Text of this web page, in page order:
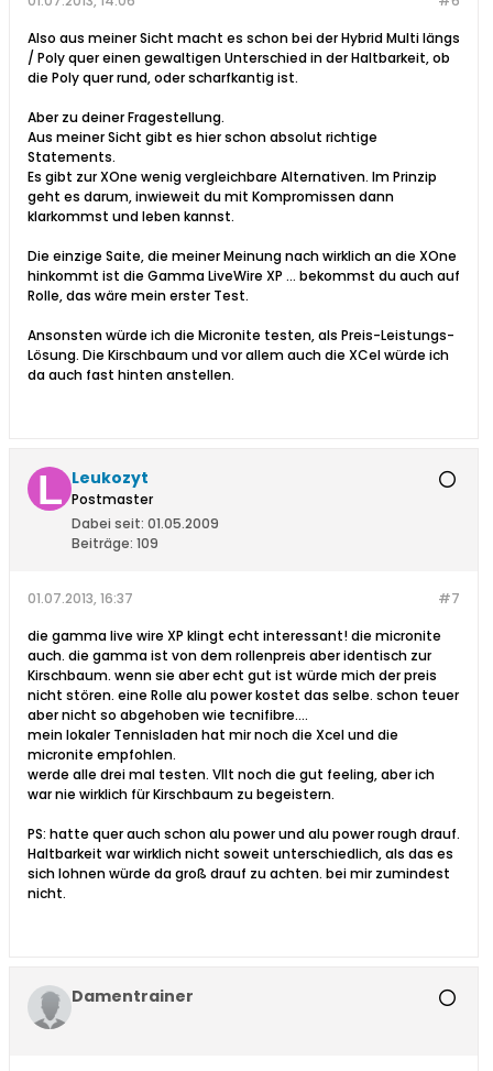
Also aus meiner Sicht macht es schon bei der Hybrid Multi längs
/ Poly quer einen gewaltigen Unterschied in der Haltbarkeit, ob
die Poly quer rund, oder scharfkantig ist.
Aber zu deiner Fragestellung.
Aus meiner Sicht gibt es hier schon absolut richtige
Statements.
Es gibt zur XOne wenig vergleichbare Alternativen. Im Prinzip
geht es darum, inwieweit du mit Kompromissen dann
klarkommst und leben kannst.
Die einzige Saite, die meiner Meinung nach wirklich an die XOne
hinkommt ist die Gamma LiveWire XP ... bekommst du auch auf
Rolle, das wäre mein erster Test.
Ansonsten würde ich die Micronite testen, als Preis-Leistungs-
Lösung. Die Kirschbaum und vor allem auch die XCel würde ich
da auch fast hinten anstellen.
Leukozyt
Postmaster
Dabei seit: 01.05.2009
Beiträge: 109
#7
01.07.2013, 16:37
die gamma live wire XP klingt echt interessant! die micronite
auch. die gamma ist von dem rollenpreis aber identisch zur
Kirschbaum. wenn sie aber echt gut ist würde mich der preis
nicht stören. eine Rolle alu power kostet das selbe. schon teuer
aber nicht so abgehoben wie tecnifibre....
mein lokaler Tennisladen hat mir noch die Xcel und die
micronite empfohlen.
werde alle drei mal testen. Vllt noch die gut feeling, aber ich
war nie wirklich für Kirschbaum zu begeistern.
PS: hatte quer auch schon alu power und alu power rough drauf.
Haltbarkeit war wirklich nicht soweit unterschiedlich, als das es
sich lohnen würde da groß drauf zu achten. bei mir zumindest
nicht.
Damentrainer